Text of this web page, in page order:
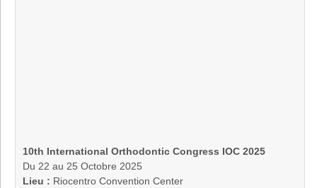
10th International Orthodontic Congress IOC 2025
Du 22 au 25 Octobre 2025
Lieu : Riocentro Convention Center